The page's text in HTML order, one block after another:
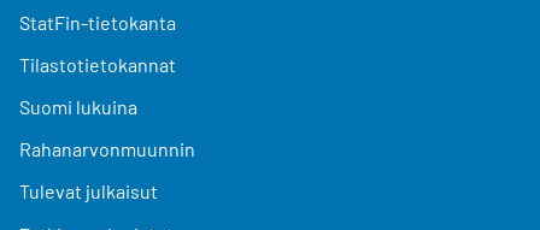
StatFin-tietokanta
Tilastotietokannat
Suomi lukuina
Rahanarvonmuunnin
Tulevat julkaisut